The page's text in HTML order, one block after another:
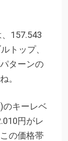
157.543
トップ、
ターンの
。
のキーレベ
円がレ
の価格帯